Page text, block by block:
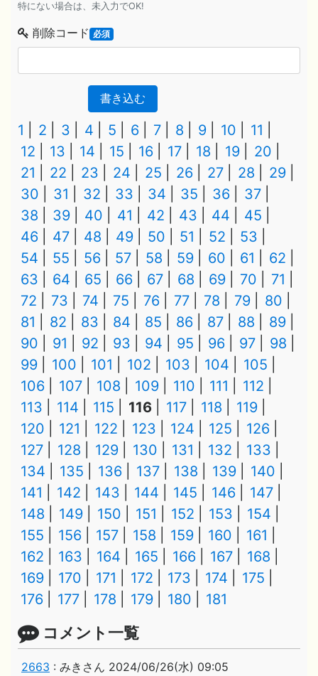
特にない場合は、未入力でOK!
削除コード 必須
書き込む
1 2 3 4 5 6 7 8 9 10
11
12
13 14 15 16 17 18 19
20
21
22 23 24 25 26 27 28
29
30
31 32 33 34 35 36
37
38
39 40 41 42 43 44
45
46
47 48 49 50 51 52
53
54
55 56 57 58 59 60 61
62
63
64 65 66 67 68 69 70
71
72
73 74 75 76 77 78 79
80
81
82 83 84 85 86 87 88
89
90
91 92 93 94 95 96 97
98
99
100 101 102 103 104
105
106
107 108 109 110 111
112
113
114 115 116 117 118
119
120
121 122 123 124 125
126
127
128 129 130 131 132
133
134
135 136 137 138 139
140
141
142 143 144 145 146
147
148
149 150 151 152 153
154
155
156 157 158 159 160
161
162
163 164 165 166 167
168
169
170 171 172 173 174
175
176
177 178 179 180 181
コメント一覧
2663 : みきさん 2024/06/26(水) 09:05